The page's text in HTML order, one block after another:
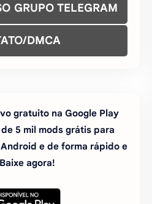
GRUPO TELEGRAM
DMCA
gratuito na Google Play
5 mil mods grátis para
e de forma rápido e
agora!